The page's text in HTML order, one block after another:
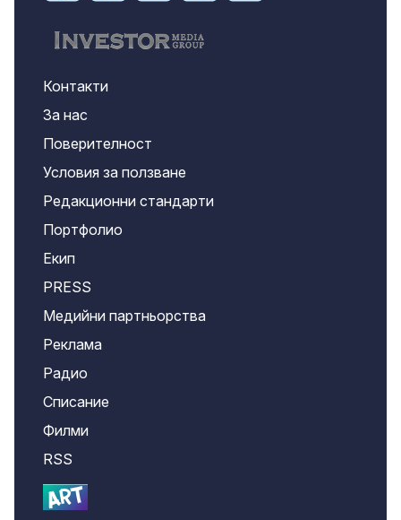
Контакти
За нас
Поверителност
Условия за ползване
Редакционни стандарти
Портфолио
Екип
PRESS
Медийни партньорства
Реклама
Радио
Списание
Филми
RSS